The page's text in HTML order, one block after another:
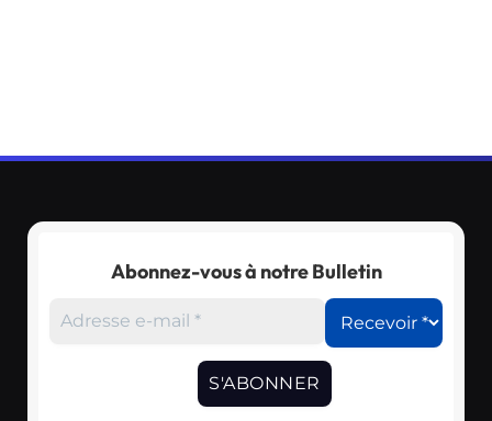
Abonnez-vous à notre Bulletin